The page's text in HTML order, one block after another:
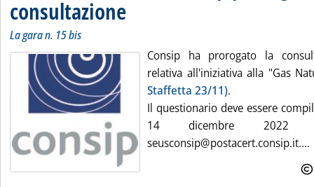
consultazione
La gara n. 15 bis
Consip ha prorogato la
relativa all'iniziativa alla "Gas
Staffetta 23/11).
Il questionario deve essere
14 dicembre 2022
seusconsip@postacert.consip.it....